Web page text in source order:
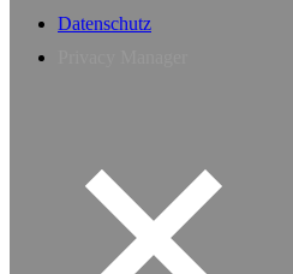
Datenschutz